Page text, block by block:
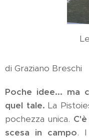
Le squadre
di Graziano Breschi
Poche idee... ma
quel tale. La
pochezza unica.
scesa in campo. I